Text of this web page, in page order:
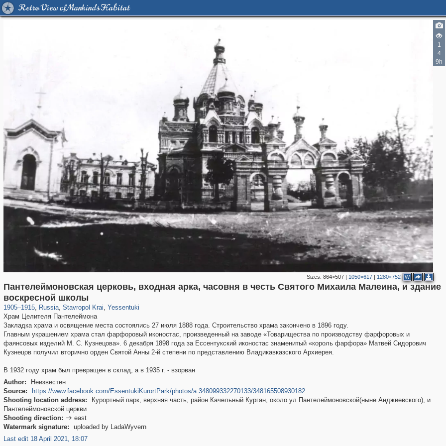
Retro View of Mankind's Habitat
1
4
9h
Sizes: 864×507| 1050×617| 1280×752 W
Пантелеймоновская церковь, входная арка, часовня в честь Святого Михаила Малеина, и здание
воскресной школы
1905–1915, Russia
1,406,710
, Stavropol Krai
11,845 159
, Yessentuki
Храм Целителя Пантелеймона
Закладка храма и освящение места состоялись 27 июля 1888 года. Строительство храма закончено в 1896 году.
Главным украшением храма стал фарфоровый иконостас, произведенный на заводе «Товарищества по производству фарфоровых и
фаянсовых изделий М. С. Кузнецова». 6 декабря 1898 года за Ессентукский иконостас знаменитый «король фарфора» Матвей Сидорович
Кузнецов получил вторично орден Святой Анны 2-й степени по представлению Владикавказского Архиерея.
В 1932 году храм был превращен в склад, а в 1935 г. - взорван
Author:
Неизвестен
Source:
https://www.facebook.com/EssentukiKurortPark/photos/a.348099332270133/348165508930182
Shooting location address:
Курортный парк, верхняя часть, район Качельный Курган, около ул Пантелеймоновской(ныне Анджиевского), и
Пантелеймоновской церкви
Shooting direction:  east
Watermark signature:
uploaded by LadaWyvern
Last edit 18 April 2021, 18:07
3